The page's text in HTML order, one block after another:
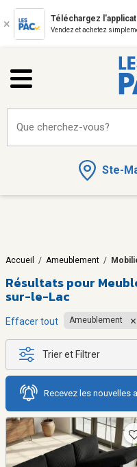
Téléchargez
Vendez et achetez
Ste-
Que cherchez-vous?
Accueil / Ameublement /
Résultats pour
sur-le-Lac
Effacer tout Ameublement
Trier et Filtrer
Recevez les nouvelles